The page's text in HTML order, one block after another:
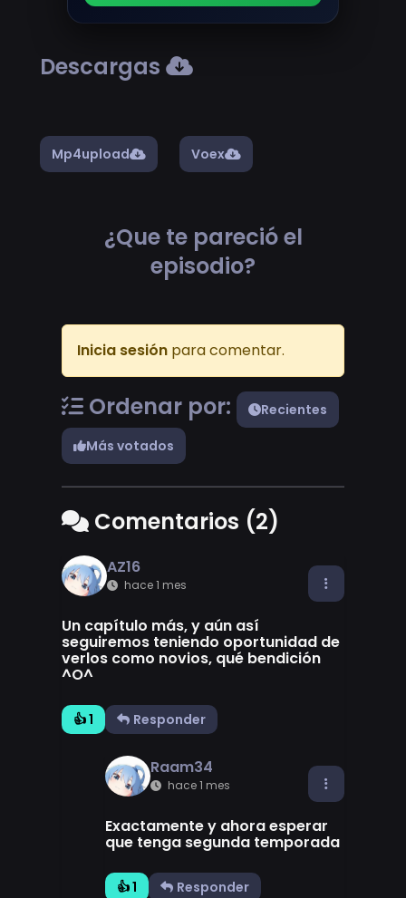
Descargas
Mp4upload Voex
¿Que te pareció el
episodio?
Inicia sesión para comentar.
Ordenar por:
Recientes
Más votados
Comentarios (2)
AZ16
hace 1 mes
Un capítulo más, y aún así
seguiremos teniendo oportunidad de
verlos como novios, qué bendición
^O^
👍 1 Responder
Raam34
hace 1 mes
Exactamente y ahora esperar
que tenga segunda temporada
👍 1 Responder